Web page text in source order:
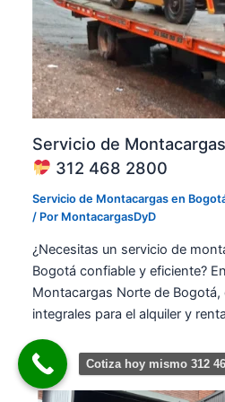
s
e
n
o
g
o
t
M
T
A
C
A
G
A
S
e
n
i
a
d
l
A
r
i
c
a
B
o
g
r
g
s
e
n
a
r
e
r
7
S
é
p
i
m
a
Servicio de
312 468 2800
Servicio de Montacargas en
/ Por MontacargasDyD
¿Necesitas un servicio de
Bogotá confiable y eficiente?
Montacargas Norte de
integrales para el alquiler y
Cotiza hoy mismo 312